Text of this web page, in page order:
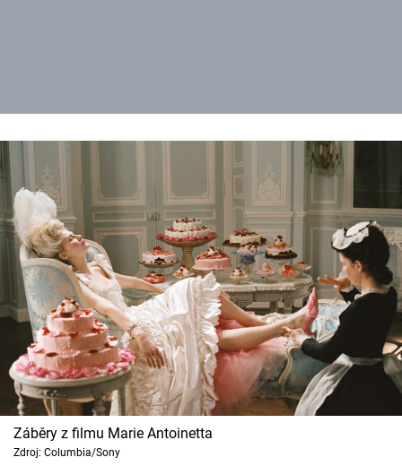
Záběry z filmu Marie Antoinetta
Zdroj: Columbia/Sony